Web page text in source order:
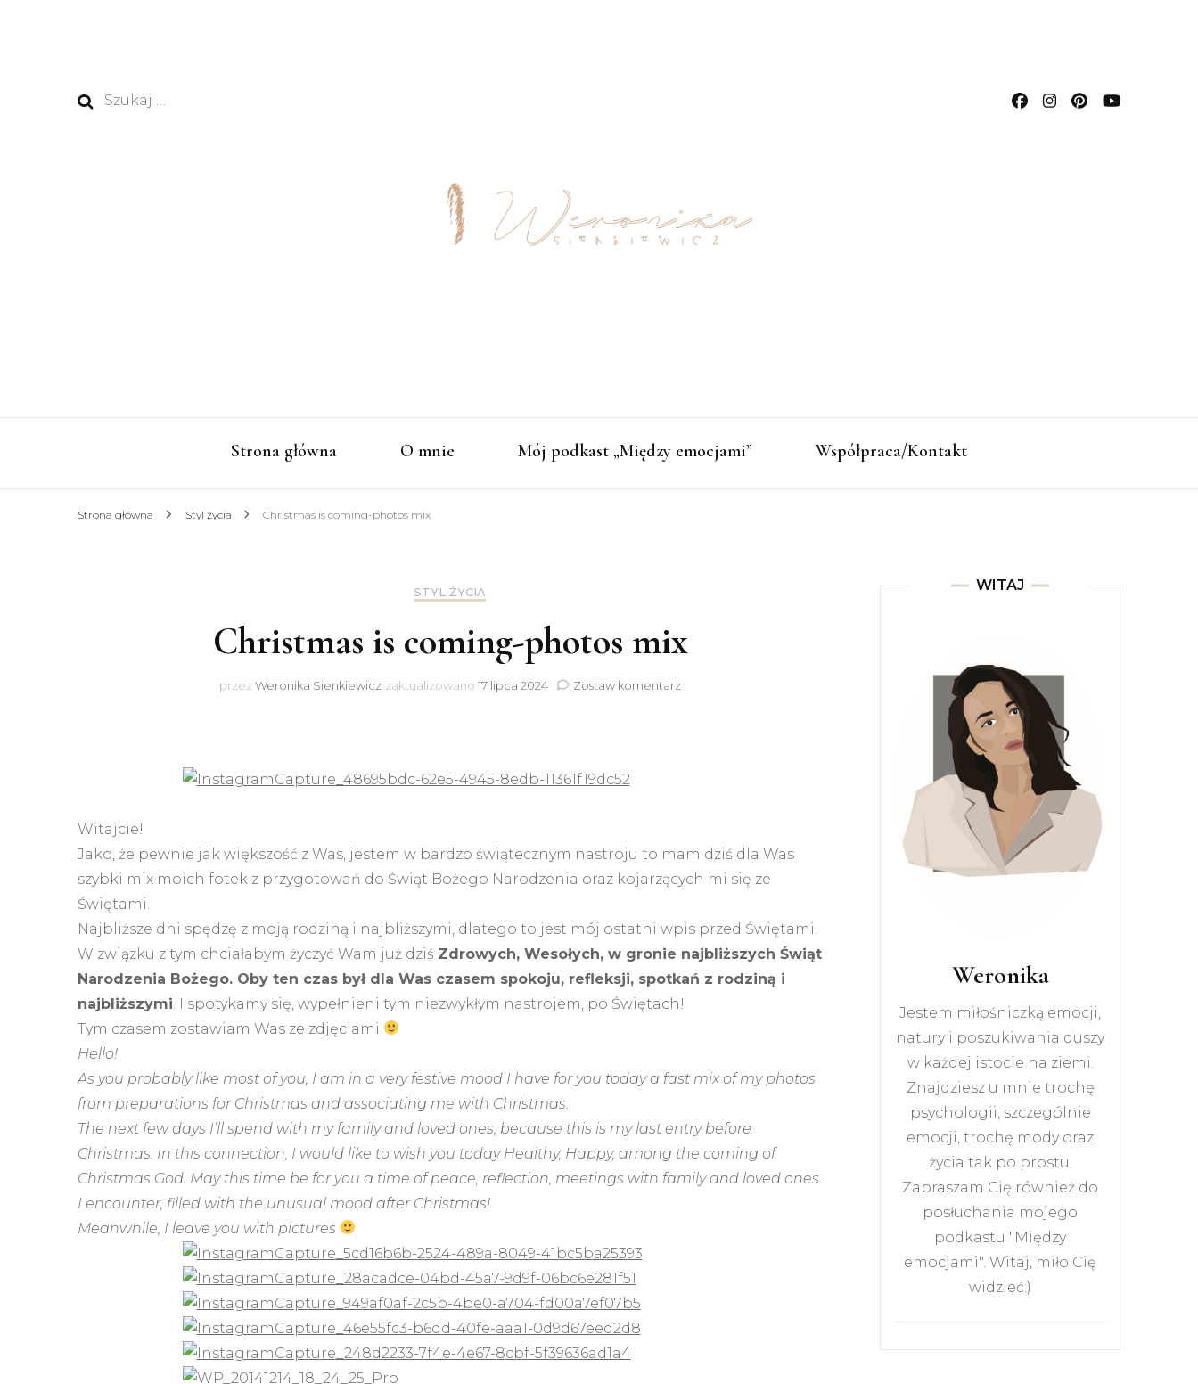
Szukaj:
Strona główna O mnie Mój podkast „Między emocjami” Współpraca/Kontakt
Strona główna Styl życia Christmas is coming-photos mix
STYL ŻYCIA
Christmas is coming-photos mix
przezWeronika Sienkiewicz zaktualizowano 17 lipca 2024 Zostaw komentarzdo
Witajcie!
Jako, że pewnie jak większość z Was, jestem w bardzo świątecznym nastroju to mam dziś dla Was
szybki mix moich fotek z przygotowań do Świąt Bożego Narodzenia oraz kojarzących mi się ze
Świętami.
Najbliższe dni spędzę z moją rodziną i najbliższymi, dlatego to jest mój ostatni wpis przed Świętami.
W związku z tym chciałabym życzyć Wam już dziś Zdrowych, Wesołych, w gronie najbliższych Świąt
Narodzenia Bożego. Oby ten czas był dla Was czasem spokoju, refleksji, spotkań z rodziną i
najbliższymi . I spotykamy się, wypełnieni tym niezwykłym nastrojem, po Świętach!
Tym czasem zostawiam Was ze zdjęciami
Hello!
As you probably like most of you, I am in a very festive mood I have for you today a fast mix of my photos
from preparations for Christmas and associating me with Christmas.
The next few days I’ll spend with my family and loved ones, because this is my last entry before
Christmas. In this connection, I would like to wish you today Healthy, Happy, among the coming of
Christmas God. May this time be for you a time of peace, reflection, meetings with family and loved ones.
I encounter, filled with the unusual mood after Christmas!
Meanwhile, I leave you with pictures
WITAJ
Weronika
Jestem miłośniczką emocji,
natury i poszukiwania duszy
w każdej istocie na ziemi.
Znajdziesz u mnie trochę
psychologii, szczególnie
emocji, trochę mody oraz
życia tak po prostu.
Zapraszam Cię również do
posłuchania mojego
podkastu "Między
emocjami". Witaj, miło Cię
widzieć:)